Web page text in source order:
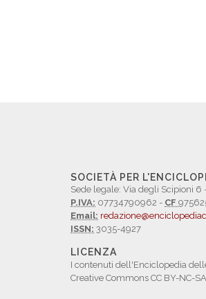
SOCIETÀ PER
Sede legale: Via degli Scipioni 6
P.IVA: 07734790962 - CF
Email:
ISSN: 3035-4927
LICENZA
I contenuti dell'Enciclopedia
Creative Commons CC BY-NC-